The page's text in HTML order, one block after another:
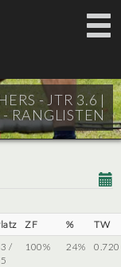
- JTR 3.6 |
RANGLISTEN
ZF %
TW
/
100% 24% 0.720